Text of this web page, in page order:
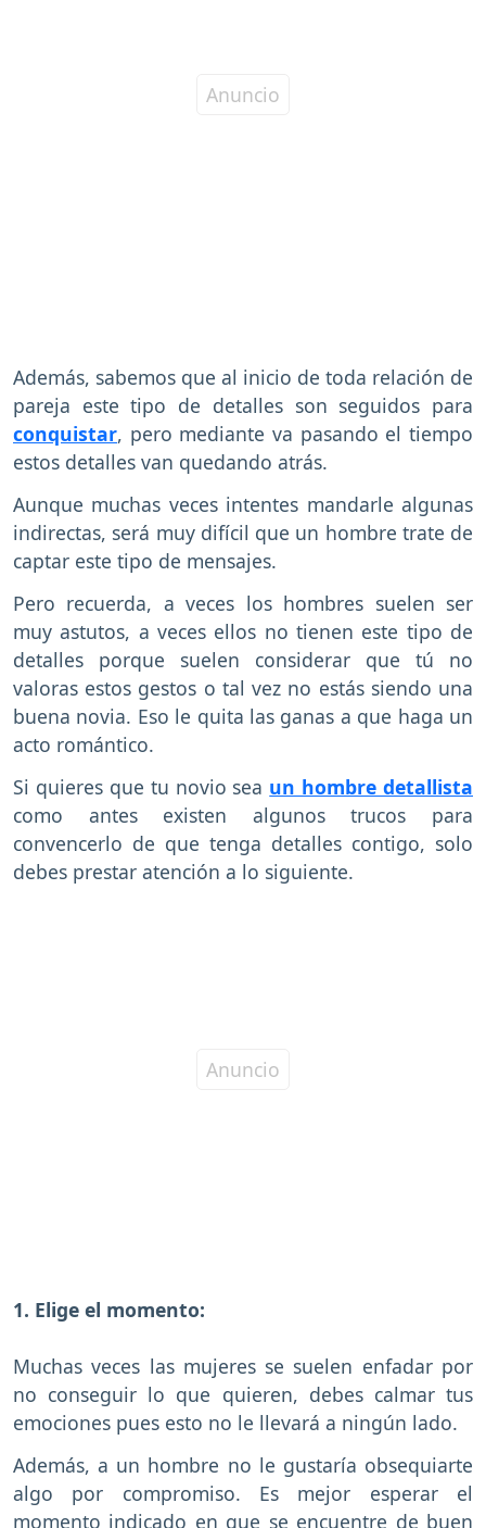
Además, sabemos que al inicio de toda relación de
pareja este tipo de detalles son seguidos para
conquistar, pero mediante va pasando el tiempo
estos detalles van quedando atrás.
Aunque muchas veces intentes mandarle algunas
indirectas, será muy difícil que un hombre trate de
captar este tipo de mensajes.
Pero recuerda, a veces los hombres suelen ser
muy astutos, a veces ellos no tienen este tipo de
detalles porque suelen considerar que tú no
valoras estos gestos o tal vez no estás siendo una
buena novia. Eso le quita las ganas a que haga un
acto romántico.
Si quieres que tu novio sea un hombre detallista
como antes existen algunos trucos para
convencerlo de que tenga detalles contigo, solo
debes prestar atención a lo siguiente.
1. Elige el momento:
Muchas veces las mujeres se suelen enfadar por
no conseguir lo que quieren, debes calmar tus
emociones pues esto no le llevará a ningún lado.
Además, a un hombre no le gustaría obsequiarte
algo por compromiso. Es mejor esperar el
momento indicado en que se encuentre de buen